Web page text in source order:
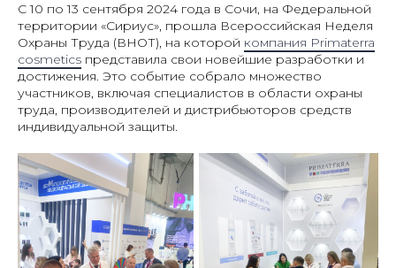
С 10 по 13 сентября 2024 года в Сочи, на Федеральной
территории «Сириус», прошла Всероссийская Неделя
Охраны Труда (ВНОТ), на которой компания Primaterra
cosmetics представила свои новейшие разработки и
достижения. Это событие собрало множество
участников, включая специалистов в области охраны
труда, производителей и дистрибьюторов средств
индивидуальной защиты.